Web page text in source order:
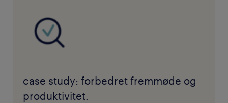
case study: forbedret fremmøde og
produktivitet.